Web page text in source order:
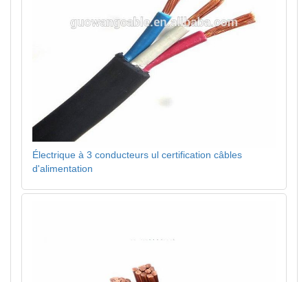
Électrique à 3 conducteurs ul certification câbles
d'alimentation